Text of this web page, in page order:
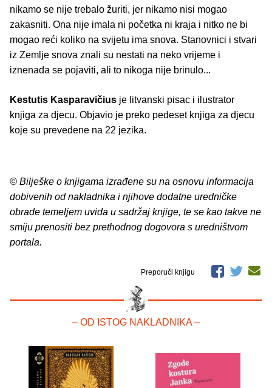
nikamo se nije trebalo žuriti, jer nikamo nisi mogao
zakasniti. Ona nije imala ni početka ni kraja i nitko ne bi
mogao reći koliko na svijetu ima snova. Stanovnici i stvari
iz Zemlje snova znali su nestati na neko vrijeme i
iznenada se pojaviti, ali to nikoga nije brinulo...
Kestutis Kasparavičius je litvanski pisac i ilustrator
knjiga za djecu. Objavio je preko pedeset knjiga za djecu
koje su prevedene na 22 jezika.
© Bilješke o knjigama izrađene su na osnovu informacija
dobivenih od nakladnika i njihove dodatne uredničke
obrade temeljem uvida u sadržaj knjige, te se kao takve ne
smiju prenositi bez prethodnog dogovora s uredništvom
portala.
Preporuči knjigu
– OD ISTOG NAKLADNIKA –